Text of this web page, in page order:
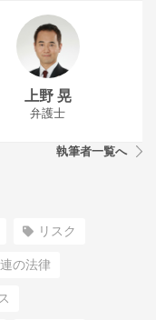
上野 晃
弁護士
執筆者一覧へ
リスク
の法律